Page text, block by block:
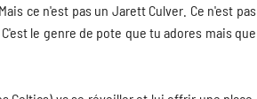
ce n'est pas un Jarett Culver. Ce n'est pas
le genre de pote que tu adores mais que